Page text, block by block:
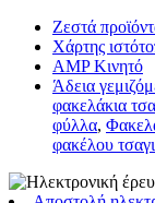
Ζεστά
Χάρτης
AMP Κινητό
Άδεια
φακελάκια
φύλλα,
φακέλου